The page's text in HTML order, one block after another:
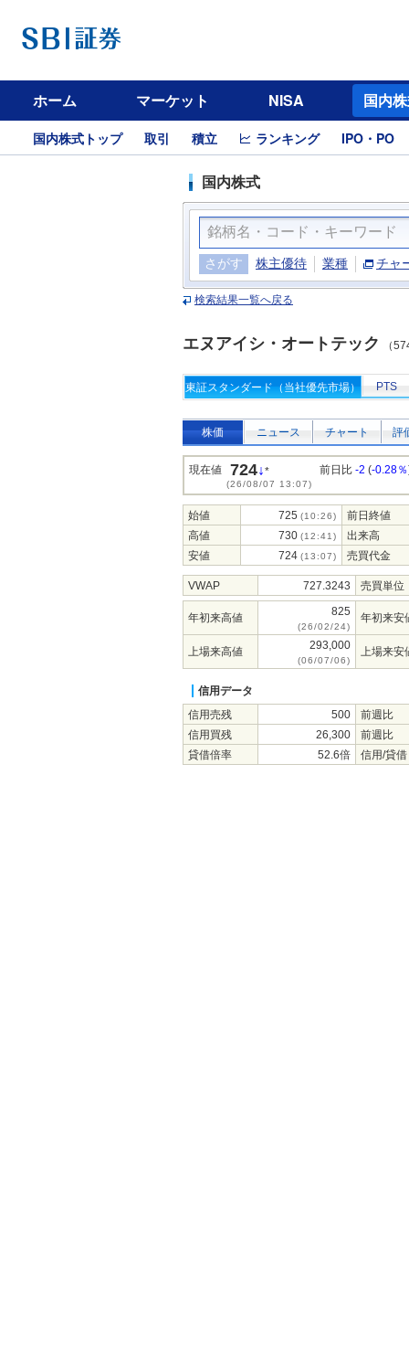
ホーム マーケット NISA 国内
国内株式トップ 取引 積立 ランキング IPO・PO
国内株式
さがす 株主優待 業種 チャ
検索結果一覧へ戻る
エヌアイシ・オートテック （
東証スタンダード（当社優先市場） PTS
株価 ニュース チャート 評
現在値 724↓*
(26/08/07 13:07)
前日比 -2 (-0.28％
始値 725 (10:26)
前日終値
高値
730 (12:41)
出来高
安値
724 (13:07) 売買代金
VWAP 727.3243 売買単位
年初来高値 825
(26/02/24)
年初来安
上場来高値 293,000
(06/07/06)
上場来安
信用データ
信用売残
500
前週比
信用買残
26,300
前週比
貸借倍率
52.6倍 信用/貸借